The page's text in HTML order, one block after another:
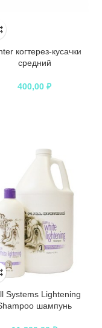
когтерез-кусачки
средний
400,00 ₽
Systems Lightening
шампунь